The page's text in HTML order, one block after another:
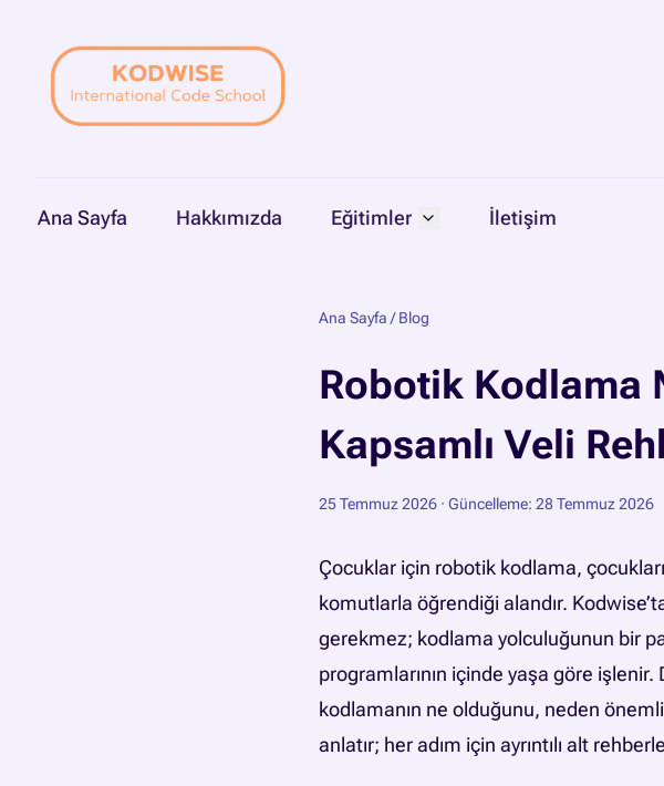
Ana Sayfa Hakkımızda Eğitimler İletişim
Ana Sayfa /Blog
Robotik Kodlama
Kapsamlı Veli
25 Temmuz 2026 · Güncelleme: 28 Temmuz 2026
Çocuklar için robotik kodlama,
komutlarla öğrendiği alandır.
gerekmez; kodlama yolculuğunun bir
programlarının içinde yaşa göre
kodlamanın ne olduğunu, neden
anlatır; her adım için ayrıntılı alt